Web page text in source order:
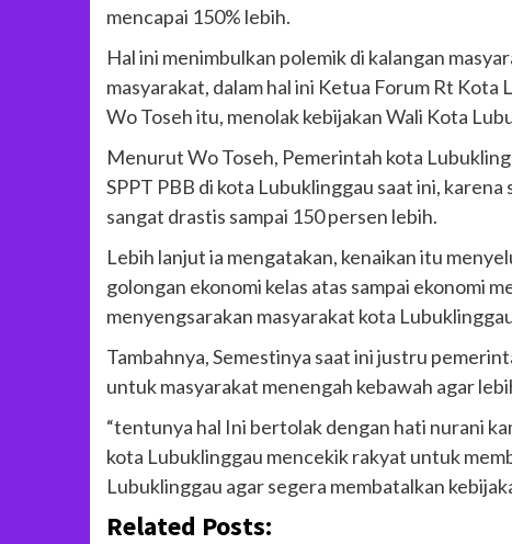
mencapai 150% lebih.
Hal ini menimbulkan polemik di kalangan
masyarakat, dalam hal ini Ketua Forum Rt Kota
Wo Toseh itu, menolak kebijakan Wali Kota
Menurut Wo Toseh, Pemerintah kota
SPPT PBB di kota Lubuklinggau saat ini,
sangat drastis sampai 150 persen lebih.
Lebih lanjut ia mengatakan, kenaikan itu
golongan ekonomi kelas atas sampai ekonomi
menyengsarakan masyarakat kota
Tambahnya, Semestinya saat ini justru
untuk masyarakat menengah kebawah agar
“tentunya hal Ini bertolak dengan hati nurani
kota Lubuklinggau mencekik rakyat untuk
Lubuklinggau agar segera membatalkan
Related Posts: